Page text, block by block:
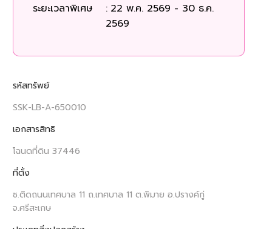
ระยะเวลาพิเศษ
: 22 พ.ค. 2569 - 30 ธ.ค.
2569
รหัสทรัพย์
SSK-LB-A-650010
เอกสารสิทธิ
โฉนดที่ดิน 37446
ที่ตั้ง
ซ.ติดถนนเทศบาล 11 ถ.เทศบาล 11 ต.พิมาย อ.ปรางค์กู่
จ.ศรีสะเกษ